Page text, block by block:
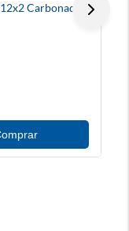
Carbonado